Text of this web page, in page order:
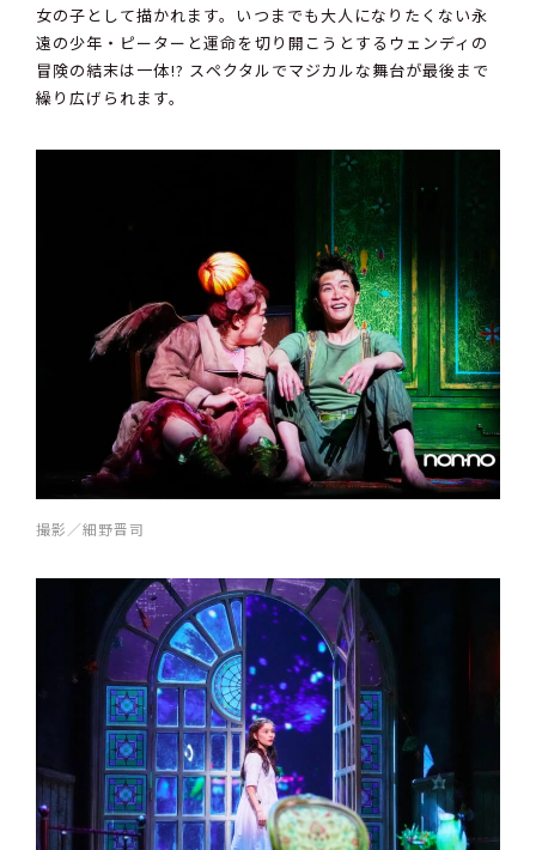
女の子として描かれます。いつまでも大人になりたくない永
遠の少年・ピーターと運命を切り開こうとするウェンディの
冒険の結末は一体――!? スペクタルでマジカルな舞台が最後まで
繰り広げられます。
撮影／細野晋司